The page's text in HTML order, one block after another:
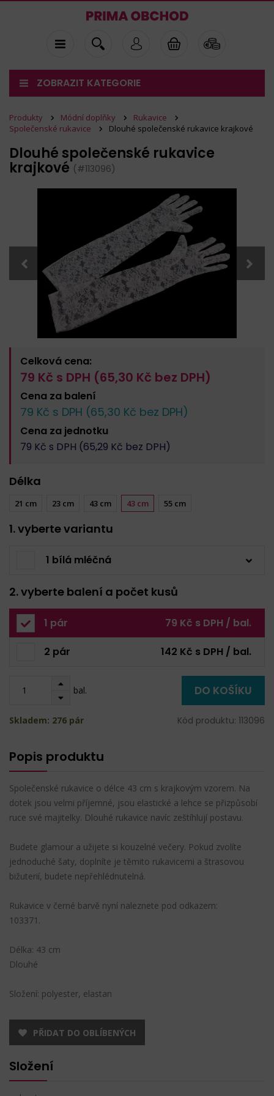
ZOBRAZIT KATEGORIE
Produkty Módní doplňky
Rukavice
Společenské rukavice
Dlouhé společenské rukavice krajkové
Dlouhé společenské rukavice
krajkové(#113096)
Celková cena:
79 Kč s DPH (65,30 Kč bez DPH)
Cena za balení
79 Kč s DPH (65,30 Kč bez DPH)
Cena za jednotku
79 Kč s DPH (65,29 Kč bez DPH)
Délka
21 cm 23 cm 43 cm 43 cm 55 cm
1. vyberte variantu
1 bílá mléčná
2. vyberte balení a počet kusů
1 pár 79 Kč s DPH / bal.
2 pár 142 Kč s DPH / bal.
bal. DO KOŠÍKU
Skladem: 276 pár Kód produktu: 113096
Popis produktu
Společenské rukavice o délce 43 cm s krajkovým vzorem. Na
dotek jsou velmi příjemné, jsou elastické a lehce se přizpůsobí
ruce své majitelky. Dlouhé rukavice navíc zeštíhlují postavu.
Budete glamour a užijete si kouzelné večery. Pokud zvolíte
jednoduché šaty, doplníte je těmito rukavicemi a štrasovou
bižuterií, budete nepřehlédnutelná.
Rukavice v černé barvě nyní naleznete pod odkazem:
103371 .
Délka: 43 cm
Dlouhé
Složení: polyester, elastan
PŘIDAT DO OBLÍBENÝCH
Složení